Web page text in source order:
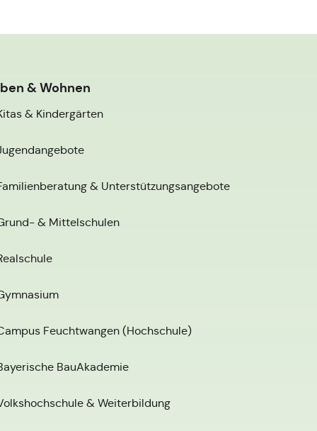
& Wohnen
& Kindergärten
& Unterstützungsangebote
& Mittelschulen
Feuchtwangen (Hochschule)
BauAkademie
& Weiterbildung